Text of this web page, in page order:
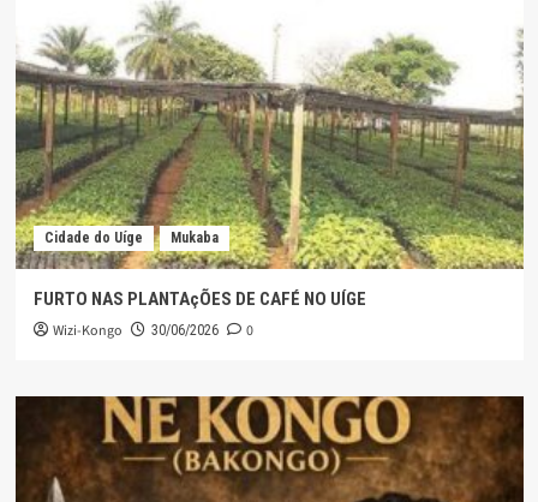
Cidade do Uíge Mukaba
FURTO NAS PLANTAçÕES DE CAFÉ NO UÍGE
Wizi-Kongo 30/06/2026 0